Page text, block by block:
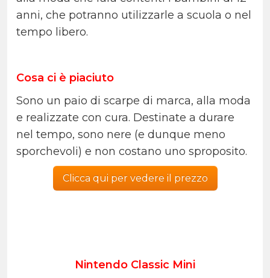
anni, che potranno utilizzarle a scuola o nel
tempo libero.
Cosa ci è piaciuto
Sono un paio di scarpe di marca, alla moda
e realizzate con cura. Destinate a durare
nel tempo, sono nere (e dunque meno
sporchevoli) e non costano uno sproposito.
Clicca qui per vedere il prezzo
Nintendo Classic Mini